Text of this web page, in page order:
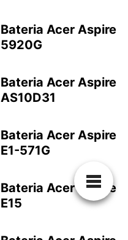
Bateria Acer Aspire
5920G
Bateria Acer Aspire
AS10D31
Bateria Acer Aspire
E1-571G
Bateria Acer Aspire
E15